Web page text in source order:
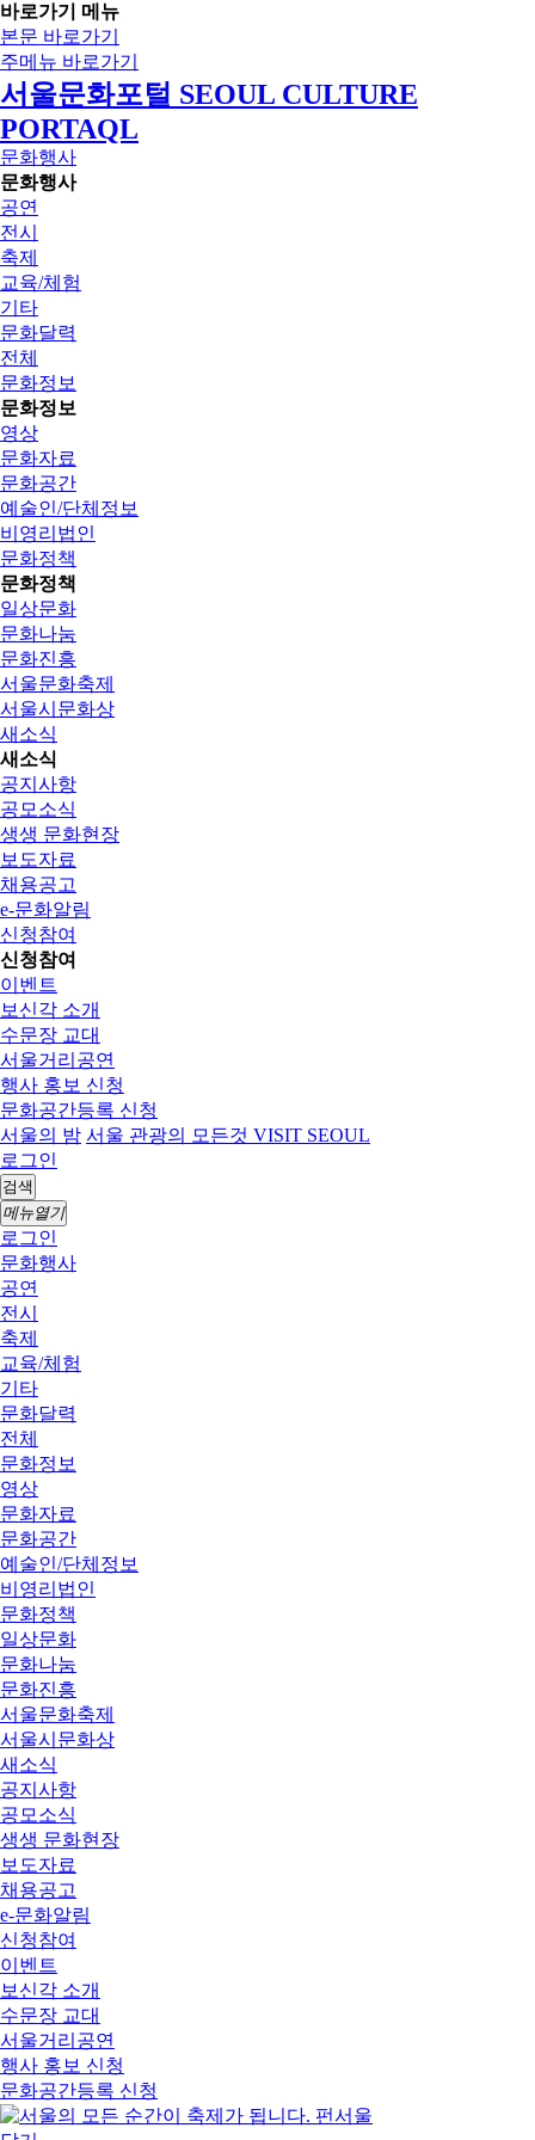
바로가기 메뉴
본문 바로가기
주메뉴 바로가기
서울문화포털 SEOUL CULTURE
PORTAQL
문화행사
문화행사
공연
전시
축제
교육/체험
기타
문화달력
전체
문화정보
문화정보
영상
문화자료
문화공간
예술인/단체정보
비영리법인
문화정책
문화정책
일상문화
문화나눔
문화진흥
서울문화축제
서울시문화상
새소식
새소식
공지사항
공모소식
생생 문화현장
보도자료
채용공고
e-문화알림
신청참여
신청참여
이벤트
보신각 소개
수문장 교대
서울거리공연
행사 홍보 신청
문화공간등록 신청
서울의 밤 서울 관광의 모든것 VISIT SEOUL
로그인
검색
메뉴열기
로그인
문화행사
공연
전시
축제
교육/체험
기타
문화달력
전체
문화정보
영상
문화자료
문화공간
예술인/단체정보
비영리법인
문화정책
일상문화
문화나눔
문화진흥
서울문화축제
서울시문화상
새소식
공지사항
공모소식
생생 문화현장
보도자료
채용공고
e-문화알림
신청참여
이벤트
보신각 소개
수문장 교대
서울거리공연
행사 홍보 신청
문화공간등록 신청